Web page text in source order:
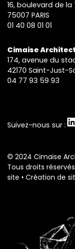
16, boulevard de
75007 PARIS
01 40 08 01 01
Cimaise
174, avenue du
42170 Saint-Just-
04 77 93 59 93
Suivez-nous sur : LinkedIn
© 2024 Cimaise
Tous droits réservés
site • Création de